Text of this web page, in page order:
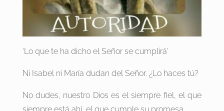
‘Lo que te ha dicho el Señor se cumplirá’
Ni Isabel ni María dudan del Señor. ¿Lo haces tú?
No dudes, nuestro Dios es el siempre fiel, el que